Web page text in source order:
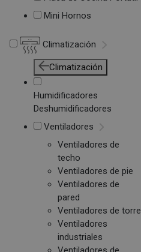
Mini Hornos
Climatización
Climatización
Humidificadores
Deshumidificadores
Ventiladores
Ventiladores de
techo
Ventiladores de pie
Ventiladores de
pared
Ventiladores de torre
Ventiladores
industriales